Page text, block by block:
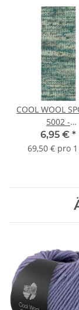
COOL WOOL
5002 -
Creme/6,95 € *
69,50 € pro